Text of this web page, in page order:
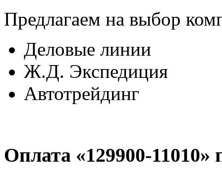
Предлагаем на выбор
Деловые линии
Ж.Д. Экспедиция
Автотрейдинг
Оплата «129900-11010»